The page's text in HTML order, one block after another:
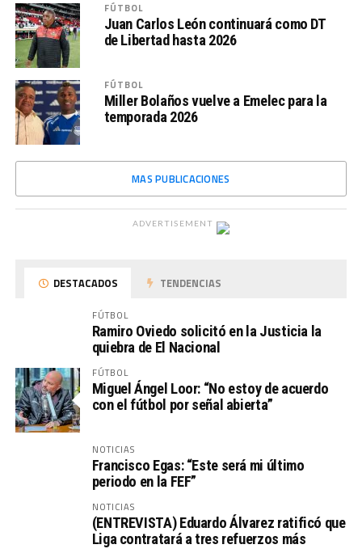
FÚTBOL
Juan Carlos León continuará como DT
de Libertad hasta 2026
FÚTBOL
Miller Bolaños vuelve a Emelec para la
temporada 2026
MAS PUBLICACIONES
ADVERTISEMENT
DESTACADOS TENDENCIAS
FÚTBOL
Ramiro Oviedo solicitó en la Justicia la
quiebra de El Nacional
FÚTBOL
Miguel Ángel Loor: “No estoy de acuerdo
con el fútbol por señal abierta”
NOTICIAS
Francisco Egas: “Este será mi último
periodo en la FEF”
NOTICIAS
(ENTREVISTA) Eduardo Álvarez ratificó que
Liga contratará a tres refuerzos más